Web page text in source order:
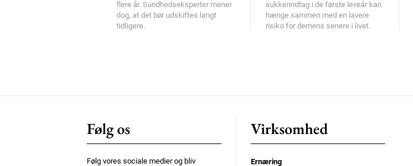
flere år. Sundhedseksperter mener
dog, at det bør udskiftes langt
tidligere.
sukkerindtag i de første leveår kan
hænge sammen med en lavere
risiko for demens senere i livet.
Følg os
Følg vores sociale medier og bliv
Virksomhed
Ernæring